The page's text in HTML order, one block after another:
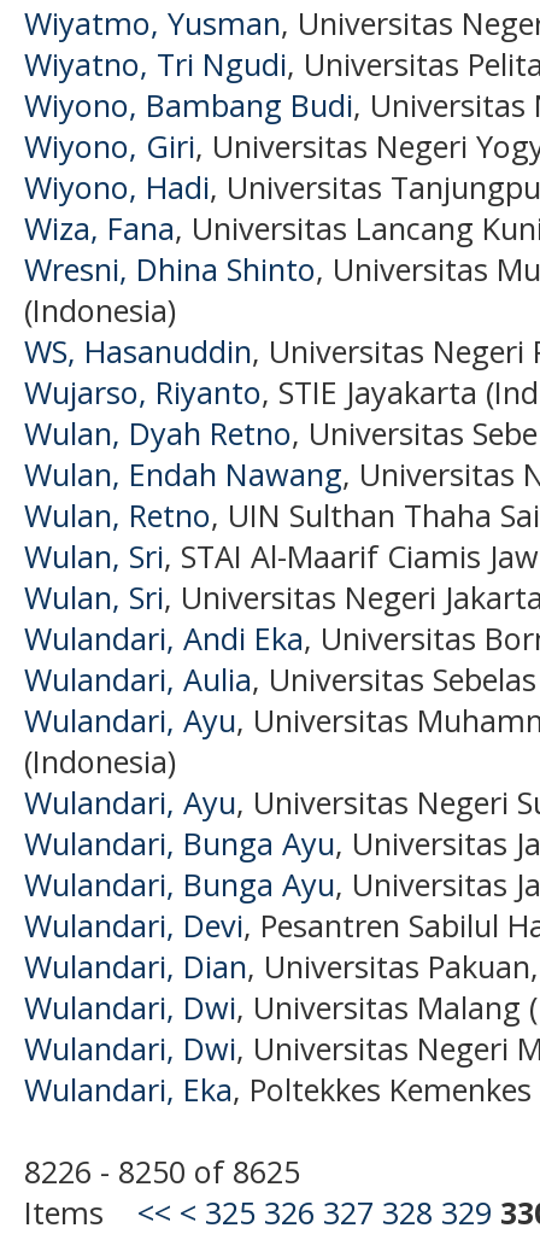
Wiyatmo, Yusman, Universitas
Wiyatno, Tri Ngudi, Universitas
Wiyono, Bambang Budi, Universitas
Wiyono, Giri, Universitas Negeri
Wiyono, Hadi, Universitas
Wiza, Fana, Universitas Lancang
Wresni, Dhina Shinto, Universitas
(Indonesia)
WS, Hasanuddin, Universitas Negeri
Wujarso, Riyanto, STIE Jayakarta
Wulan, Dyah Retno, Universitas
Wulan, Endah Nawang, Universitas
Wulan, Retno, UIN Sulthan Thaha
Wulan, Sri, STAI Al-Maarif Ciamis
Wulan, Sri, Universitas Negeri
Wulandari, Andi Eka, Universitas
Wulandari, Aulia, Universitas
Wulandari, Ayu, Universitas
(Indonesia)
Wulandari, Ayu, Universitas Negeri
Wulandari, Bunga Ayu, Universitas
Wulandari, Bunga Ayu, Universitas
Wulandari, Devi, Pesantren Sabilul
Wulandari, Dian, Universitas
Wulandari, Dwi, Universitas Malang
Wulandari, Dwi, Universitas Negeri
Wulandari, Eka, Poltekkes
8226 - 8250 of 8625
Items << < 325 326 327 328 329